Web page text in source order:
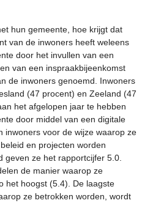
hun gemeente, hoe krijgt dat
van de inwoners heeft weleens
door het invullen van een
van een inspraakbijeenkomst
de inwoners genoemd. Inwoners
(47 procent) en Zeeland (47
het afgelopen jaar te hebben
door middel van een digitale
inwoners voor de wijze waarop ze
en projecten worden
geven ze het rapportcijfer 5.0.
de manier waarop ze
het hoogst (5.4). De laagste
ze betrokken worden, wordt